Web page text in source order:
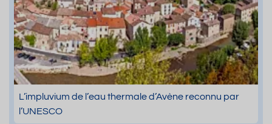
L’impluvium de l’eau thermale d’Avène reconnu par
l’UNESCO